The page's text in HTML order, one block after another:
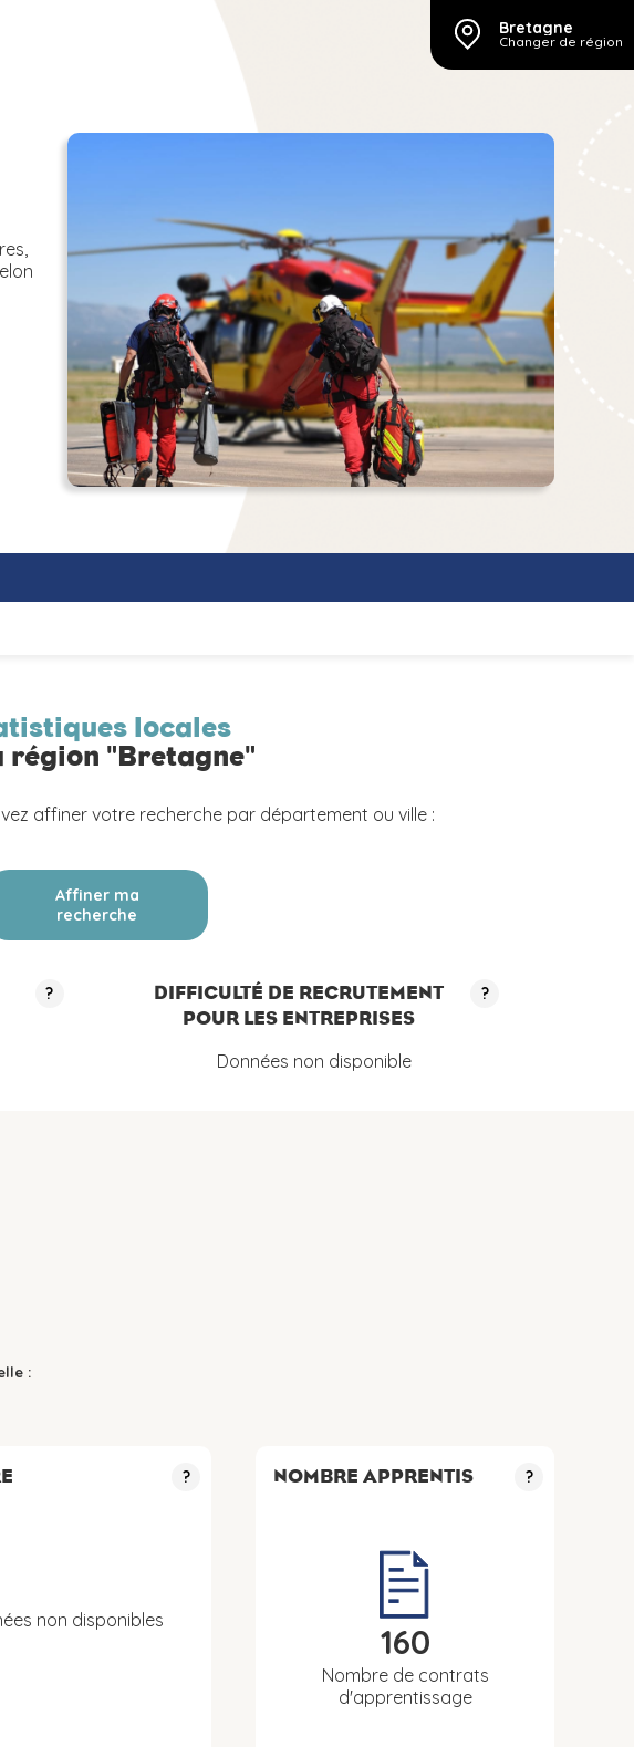
Bretagne
Changer de région
locales
région "Bretagne"
affiner votre recherche par département ou ville :
Affiner ma
recherche
?
DIFFICULTÉ DE RECRUTEMENT
POUR LES ENTREPRISES
?
Données non disponible
:
?
non disponibles
NOMBRE APPRENTIS ?
160
Nombre de contrats
d'apprentissage